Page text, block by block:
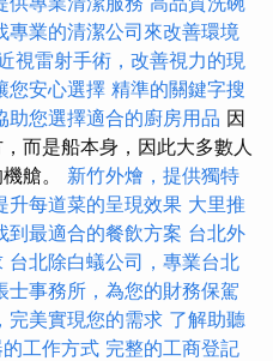
專業的清潔公司來改善環境
視雷射手術，改善視力的現
您安心選擇 精準的關鍵字搜
助您選擇適合的廚房用品 因
而是船本身，因此大多數人
艙。 新竹外燴，提供獨特
升每道菜的呈現效果 大里推
到最適合的餐飲方案 台北外
台北除白蟻公司，專業台北
士事務所，為您的財務保駕
完美實現您的需求 了解助聽
工作方式 完整的工商登記